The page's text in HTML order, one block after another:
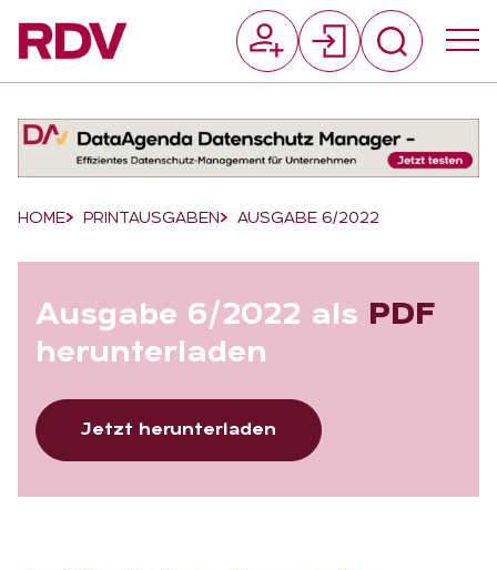
Breadcrumb-Navigation
HOME PRINTAUSGABEN AUSGABE 6/2022
Aus­ga­be 6/2022 als PDF
her­un­ter­la­den
Jetzt herunterladen